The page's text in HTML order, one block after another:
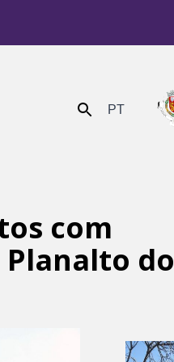
Enviar PT
com
do